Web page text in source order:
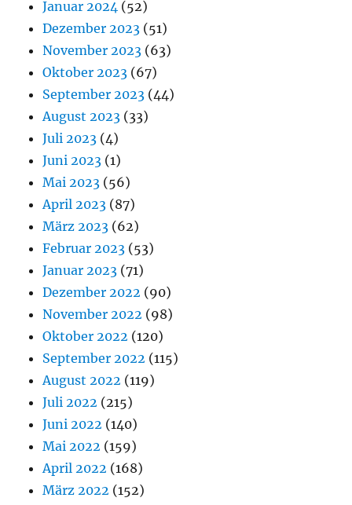
Januar 2024 (52)
Dezember 2023 (51)
November 2023 (63)
Oktober 2023 (67)
September 2023 (44)
August 2023 (33)
Juli 2023 (4)
Juni 2023 (1)
Mai 2023 (56)
April 2023 (87)
März 2023 (62)
Februar 2023 (53)
Januar 2023 (71)
Dezember 2022 (90)
November 2022 (98)
Oktober 2022 (120)
September 2022 (115)
August 2022 (119)
Juli 2022 (215)
Juni 2022 (140)
Mai 2022 (159)
April 2022 (168)
März 2022 (152)